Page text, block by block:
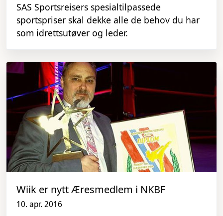
SAS Sportsreisers spesialtilpassede
sportspriser skal dekke alle de behov du har
som idrettsutøver og leder.
Wiik er nytt Æresmedlem i NKBF
10. apr. 2016